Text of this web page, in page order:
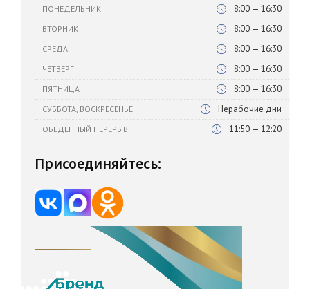
ПОНЕДЕЛЬНИК 8:00 — 16:30
ВТОРНИК 8:00 — 16:30
СРЕДА 8:00 — 16:30
ЧЕТВЕРГ 8:00 — 16:30
ПЯТНИЦА 8:00 — 16:30
СУББОТА, ВОСКРЕСЕНЬЕ Нерабочие дни
ОБЕДЕННЫЙ ПЕРЕРЫВ 11:50 — 12:20
Присоединяйтесь: